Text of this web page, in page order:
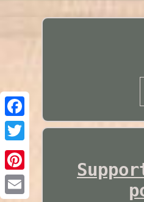
Twitter